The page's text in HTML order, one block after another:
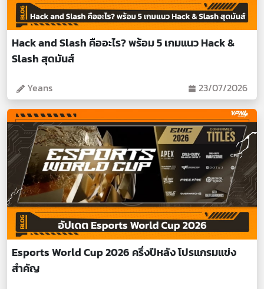
Hack and Slash คืออะไร? พร้อม 5 เกมแนว Hack &
Slash สุดมันส์
Yeans 23/07/2026
Esports World Cup 2026 ครึ่งปีหลัง โปรแกรมแข่ง
สำคัญ